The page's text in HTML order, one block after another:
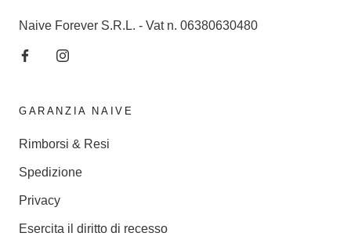
Naive Forever S.R.L. - Vat n. 06380630480
GARANZIA NAIVE
Rimborsi & Resi
Spedizione
Privacy
Esercita il diritto di recesso